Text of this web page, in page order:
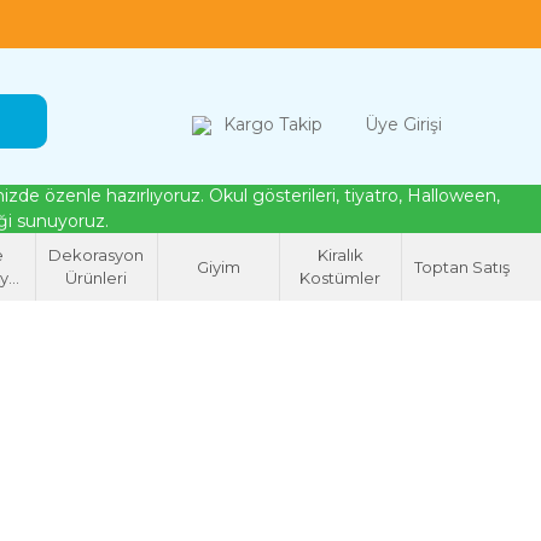
Kargo Takip Üye Girişi
özenle hazırlıyoruz. Okul gösterileri, tiyatro, Halloween,
sunuyoruz.
Dekorasyon
Ürünleri
Giyim
Kiralık
Kostümler
Toptan Satış